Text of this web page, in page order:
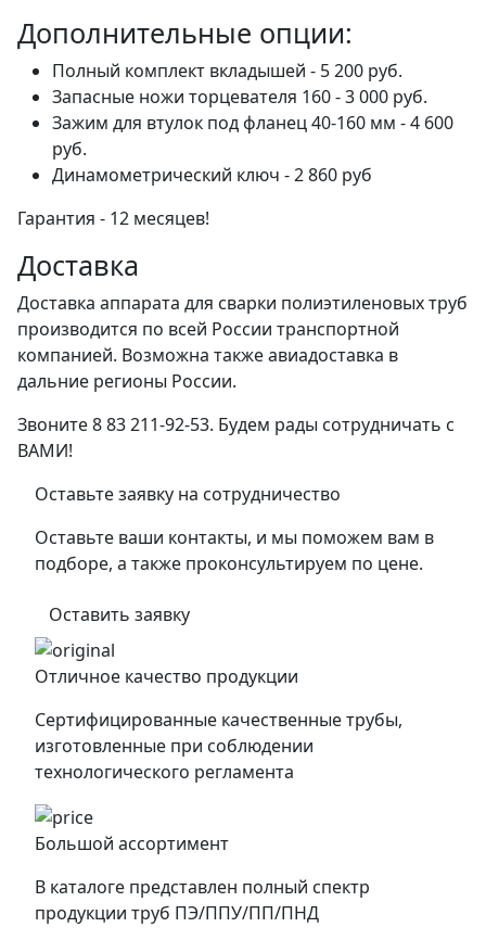
Дополнительные опции:
Полный комплект вкладышей - 5 200 руб.
Запасные ножи торцевателя 160 - 3 000 руб.
Зажим для втулок под фланец 40-160 мм - 4 600
руб.
Динамометрический ключ - 2 860 руб
Гарантия - 12 месяцев!
Доставка
Доставка аппарата для сварки полиэтиленовых труб
производится по всей России транспортной
компанией. Возможна также авиадоставка в
дальние регионы России.
Звоните 8 83 211-92-53. Будем рады сотрудничать с
ВАМИ!
Оставьте заявку на сотрудничество
Оставьте ваши контакты, и мы поможем вам в
подборе, а также проконсультируем по цене.
Оставить заявку
Отличное качество продукции
Сертифицированные качественные трубы,
изготовленные при соблюдении
технологического регламента
Большой ассортимент
В каталоге представлен полный спектр
продукции труб ПЭ/ППУ/ПП/ПНД